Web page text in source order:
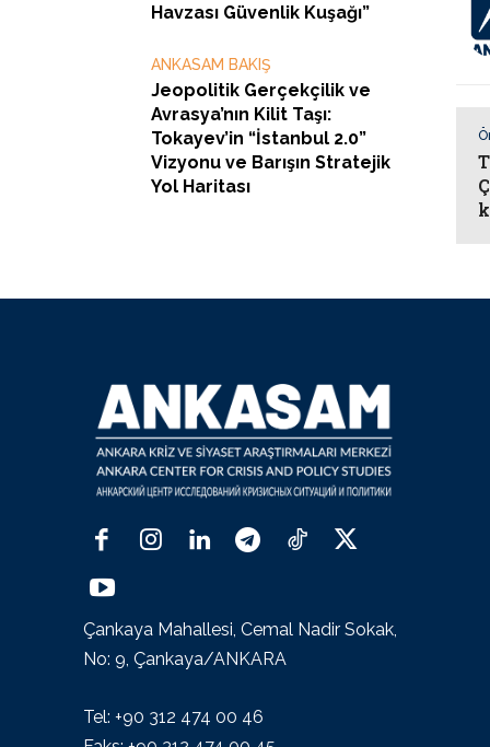
Havzası Güvenlik Kuşağı”
ANKASAM BAKIŞ
Jeopolitik Gerçekçilik ve
Avrasya’nın Kilit Taşı:
Tokayev’in “İstanbul 2.0”
Vizyonu ve Barışın Stratejik
Yol Haritası
Çankaya Mahallesi, Cemal Nadir Sokak,
No: 9, Çankaya/ANKARA
Tel: +90 312 474 00 46